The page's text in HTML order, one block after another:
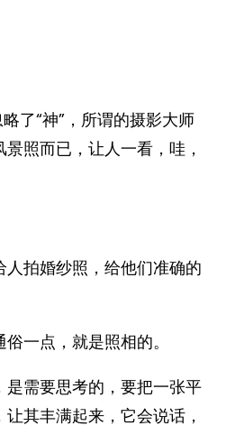
了“神”，所谓的摄影大师
照而已，让人一看，哇，
拍婚纱照，给他们准确的
一点，就是照相的。
需要思考的，要把一张平
其丰满起来，它会说话，